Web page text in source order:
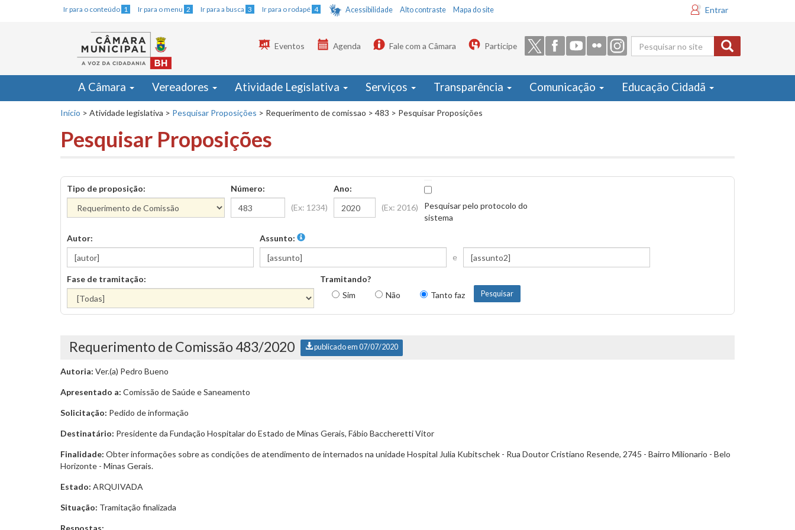
Ir para o conteúdo 1 Ir para o menu 2 Ir para a busca 3 Ir para o rodapé 4 Acessibilidade Alto contraste Mapa do site Entrar
Formulário
de busca
Eventos Agenda Fale com a Câmara Participe
A Câmara Vereadores Atividade Legislativa Serviços Transparência Comunicação Educação Cidadã
Início > Atividade legislativa > Pesquisar Proposições > Requerimento de comissao > 483 > Pesquisar Proposições
Pesquisar Proposições
Tipo de proposição:
Número:
(Ex: 1234)
Ano:
(Ex: 2016)
Pesquisar pelo protocolo do
sistema
Autor:
Assunto:
e
Fase de tramitação:
Tramitando?
Sim
Não Tanto faz
Requerimento de Comissão 483/2020 publicado em 07/07/2020
Autoria: Ver.(a) Pedro Bueno
Apresentado a: Comissão de Saúde e Saneamento
Solicitação: Pedido de informação
Destinatário: Presidente da Fundação Hospitalar do Estado de Minas Gerais, Fábio Baccheretti Vitor
Finalidade: Obter informações sobre as condições de atendimento de internados na unidade Hospital Julia Kubitschek - Rua Doutor Cristiano Resende, 2745 - Bairro Milionario - Belo
Horizonte - Minas Gerais.
Estado: ARQUIVADA
Situação: Tramitação finalizada
Respostas: